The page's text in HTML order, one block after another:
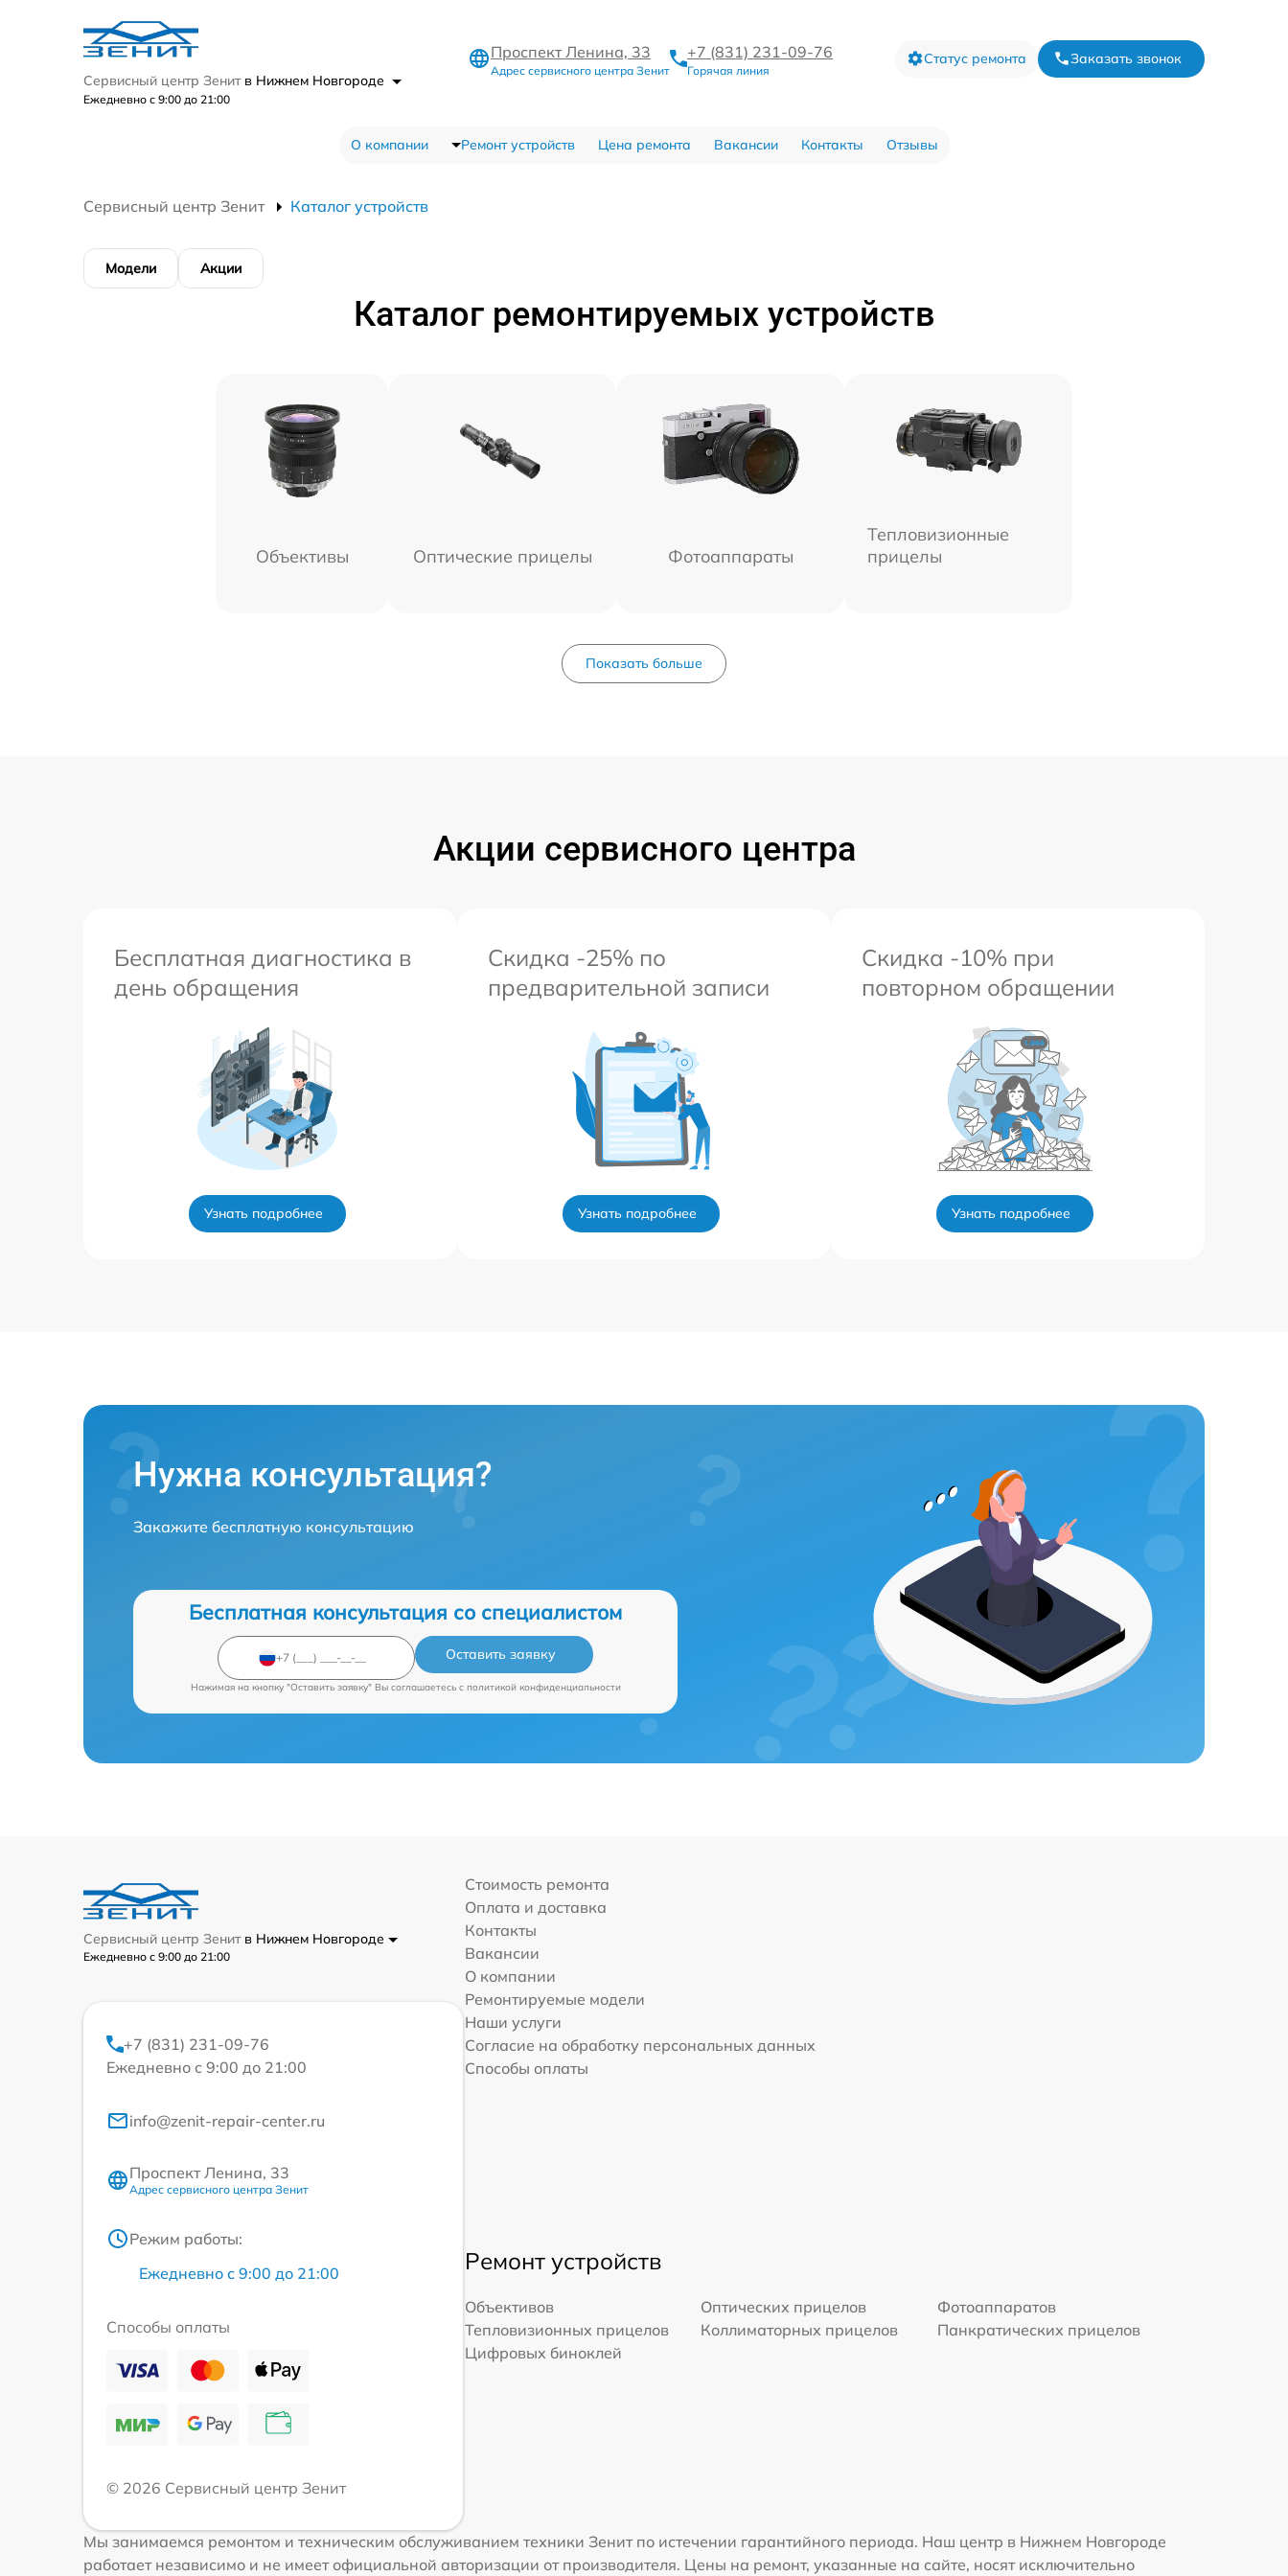
Сервисный центр Зенит в Нижнем Новгороде
Ежедневно с 9:00 до 21:00
Проспект Ленина, 33
Адрес сервисного центра Зенит
+7 (831) 231-09-76
Горячая линия
Статус ремонта Заказать звонок
О компании Ремонт устройств Цена ремонта Вакансии Контакты Отзывы
Сервисный центр Зенит Каталог устройств
Модели Акции
Каталог ремонтируемых устройств
Объективы Оптические прицелы Фотоаппараты
Тепловизионные
прицелы
Показать больше
Акции сервисного центра
Бесплатная диагностика в
день обращения
Узнать подробнее
Скидка -25% по
предварительной записи
Узнать подробнее
Скидка -10% при
повторном обращении
Узнать подробнее
Нужна консультация?
Закажите бесплатную консультацию
Бесплатная консультация со специалистом
Оставить заявку
Нажимая на кнопку "Оставить заявку" Вы соглашаетесь c политикой конфиденциальности
Сервисный центр Зенит в Нижнем Новгороде
Ежедневно с 9:00 до 21:00
+7 (831) 231-09-76
Ежедневно с 9:00 до 21:00
info@zenit-repair-center.ru
Проспект Ленина, 33
Адрес сервисного центра Зенит
Режим работы:
Ежедневно с 9:00 до 21:00
Способы оплаты
© 2026 Сервисный центр Зенит
Стоимость ремонта
Оплата и доставка
Контакты
Вакансии
О компании
Ремонтируемые модели
Наши услуги
Согласие на обработку персональных данных
Способы оплаты
Ремонт устройств
Объективов Оптических прицелов
Фотоаппаратов
Тепловизионных прицелов
Коллиматорных прицелов
Панкратических прицелов
Цифровых биноклей
Мы занимаемся ремонтом и техническим обслуживанием техники Зенит по истечении гарантийного периода. Наш центр в Нижнем Новгороде
работает независимо и не имеет официальной авторизации от производителя. Цены на ремонт, указанные на сайте, носят исключительно